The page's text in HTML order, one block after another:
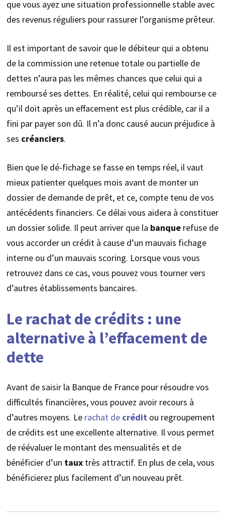
que vous ayez une situation professionnelle stable avec
des revenus réguliers pour rassurer l’organisme prêteur.
Il est important de savoir que le débiteur qui a obtenu
de la commission une retenue totale ou partielle de
dettes n’aura pas les mêmes chances que celui qui a
remboursé ses dettes. En réalité, celui qui rembourse ce
qu’il doit après un effacement est plus crédible, car il a
fini par payer son dû. Il n’a donc causé aucun préjudice à
ses créanciers.
Bien que le dé-fichage se fasse en temps réel, il vaut
mieux patienter quelques mois avant de monter un
dossier de demande de prêt, et ce, compte tenu de vos
antécédents financiers. Ce délai vous aidera à constituer
un dossier solide. Il peut arriver que la banque refuse de
vous accorder un crédit à cause d’un mauvais fichage
interne ou d’un mauvais scoring. Lorsque vous vous
retrouvez dans ce cas, vous pouvez vous tourner vers
d’autres établissements bancaires.
Le rachat de crédits : une
alternative à l’effacement de
dette
Avant de saisir la Banque de France pour résoudre vos
difficultés financières, vous pouvez avoir recours à
d’autres moyens. Le rachat de crédit ou regroupement
de crédits est une excellente alternative. Il vous permet
de réévaluer le montant des mensualités et de
bénéficier d’un taux très attractif. En plus de cela, vous
bénéficierez plus facilement d’un nouveau prêt.